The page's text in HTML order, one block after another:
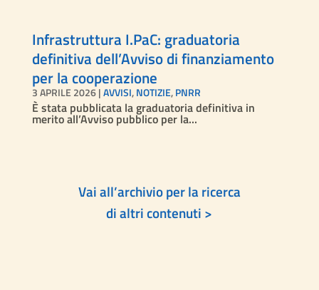
Infrastruttura I.PaC: graduatoria
definitiva dell’Avviso di finanziamento
per la cooperazione
3 APRILE 2026|AVVISI,NOTIZIE,PNRR
È stata pubblicata la graduatoria definitiva in
merito all’Avviso pubblico per la...
Vai all’archivio per la ricerca
di altri contenuti >